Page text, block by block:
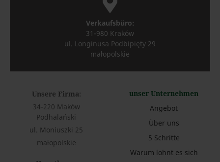
Verkaufsbüro:
31-980 Kraków
ul. Longinusa Podbipięty 29
małopolskie
Unsere Firma:
34-220 Maków
Podhalański
ul. Moniuszki 25
małopolskie
unser Unternehmen
Angebot
Über uns
5 Schritte
Warum lohnt es sich